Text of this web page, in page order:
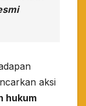
aksi
hukum